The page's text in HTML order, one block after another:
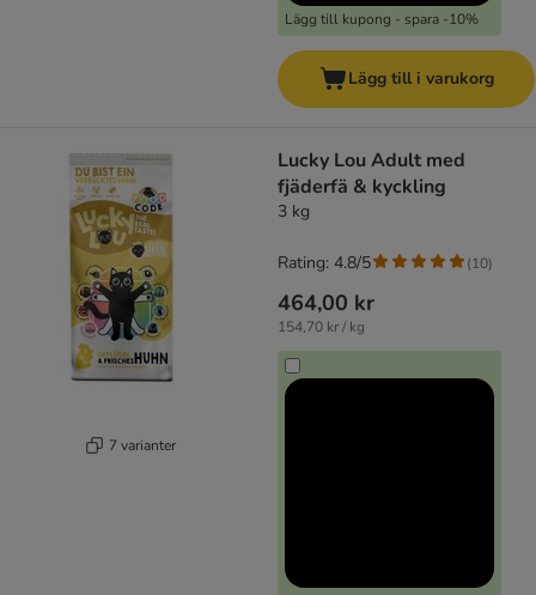
Lägg till kupong - spara -10%
Lägg till i varukorg
7 varianter
Lucky Lou Adult med
fjäderfä & kyckling
3 kg
464,00 kr
154,70 kr / kg
Rating: 4.8/5 (10)